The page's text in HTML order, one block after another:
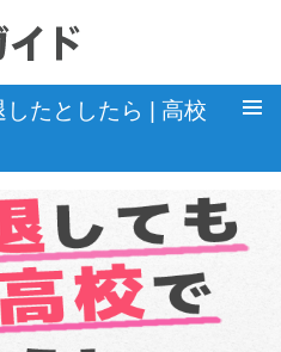
たとしたら | 高校